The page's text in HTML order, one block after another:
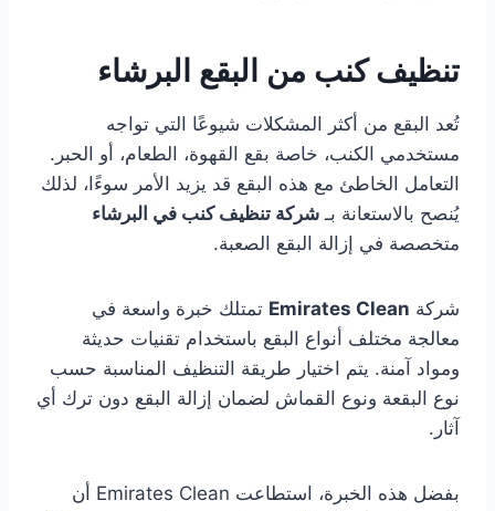
تنظيف كنب من البقع البرشاء
تُعد البقع من أكثر المشكلات شيوعًا التي تواجه
مستخدمي الكنب، خاصة بقع القهوة، الطعام، أو الحبر.
التعامل الخاطئ مع هذه البقع قد يزيد الأمر سوءًا، لذلك
يُنصح بالاستعانة بـ شركة تنظيف كنب في البرشاء
متخصصة في إزالة البقع الصعبة.
شركة Emirates Clean تمتلك خبرة واسعة في
معالجة مختلف أنواع البقع باستخدام تقنيات حديثة
ومواد آمنة. يتم اختيار طريقة التنظيف المناسبة حسب
نوع البقعة ونوع القماش لضمان إزالة البقع دون ترك أي
آثار.
بفضل هذه الخبرة، استطاعت Emirates Clean أن